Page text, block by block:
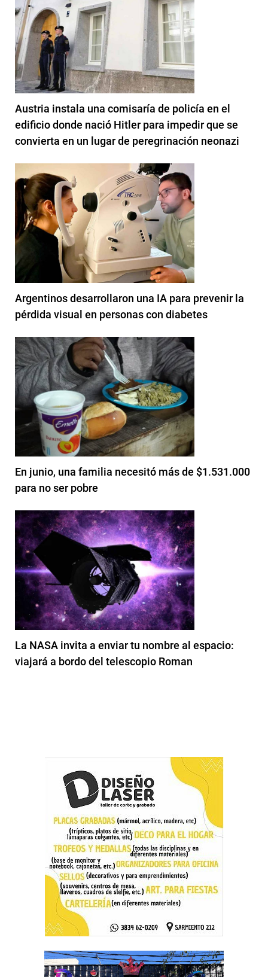
Austria instala una comisaría de policía en el
edificio donde nació Hitler para impedir que se
convierta en un lugar de peregrinación neonazi
Argentinos desarrollaron una IA para prevenir la
pérdida visual en personas con diabetes
En junio, una familia necesitó más de $1.531.000
para no ser pobre
La NASA invita a enviar tu nombre al espacio:
viajará a bordo del telescopio Roman